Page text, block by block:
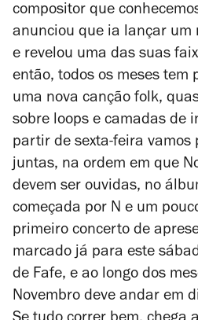
compositor que
anunciou que ia lançar um
e revelou uma das suas
então, todos os meses tem
uma nova canção folk,
sobre loops e camadas de
partir de sexta-feira vamos
juntas, na ordem em que
devem ser ouvidas, no
começada por N e um
primeiro concerto de
marcado já para este
de Fafe, e ao longo dos
Novembro deve andar em